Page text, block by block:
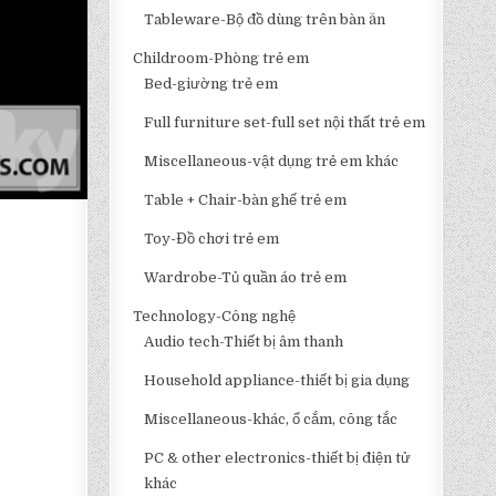
Tableware-Bộ đồ dùng trên bàn ăn
Childroom-Phòng trẻ em
Bed-giường trẻ em
Full furniture set-full set nội thất trẻ em
Miscellaneous-vật dụng trẻ em khác
Table + Chair-bàn ghế trẻ em
Toy-Đồ chơi trẻ em
Wardrobe-Tủ quần áo trẻ em
Technology-Công nghệ
Audio tech-Thiết bị âm thanh
Household appliance-thiết bị gia dụng
Miscellaneous-khác, ổ cắm, công tắc
PC & other electronics-thiết bị điện tử
khác